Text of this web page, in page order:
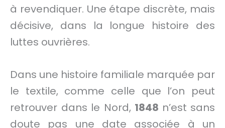
à revendiquer. Une étape discrète, mais
décisive, dans la longue histoire des
luttes ouvrières.
Dans une histoire familiale marquée par
le textile, comme celle que l’on peut
retrouver dans le Nord, 1848 n’est sans
doute pas une date associée à un